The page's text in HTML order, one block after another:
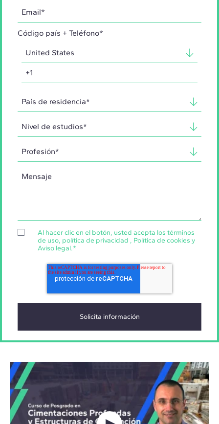
Código país + Teléfono*
Al hacer clic en el botón, usted acepta los términos
de uso, política de privacidad , Política de cookies y
Aviso legal.*